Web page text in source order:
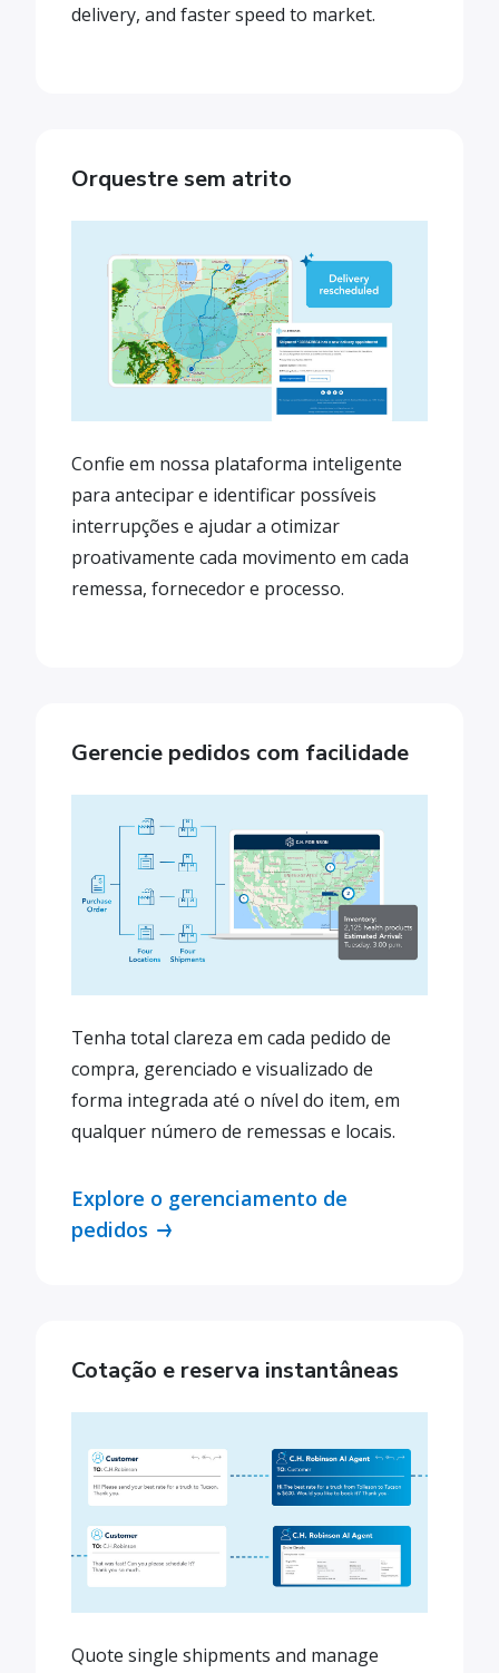
delivery, and faster speed to market.
Orquestre sem atrito
Confie em nossa plataforma inteligente
para antecipar e identificar possíveis
interrupções e ajudar a otimizar
proativamente cada movimento em cada
remessa, fornecedor e processo.
Gerencie pedidos com facilidade
Tenha total clareza em cada pedido de
compra, gerenciado e visualizado de
forma integrada até o nível do item, em
qualquer número de remessas e locais.
Explore o gerenciamento de
pedidos
Cotação e reserva instantâneas
Quote single shipments and manage